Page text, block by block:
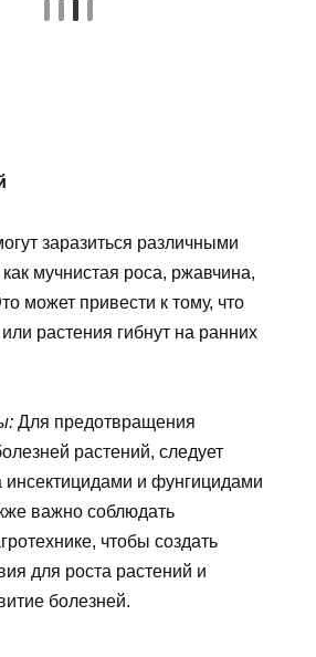
заразиться различными
мучнистая роса, ржавчина,
может привести к тому, что
растения гибнут на ранних
Для предотвращения
растений, следует
инсектицидами и фунгицидами
важно соблюдать
чтобы создать
для роста растений и
болезней.